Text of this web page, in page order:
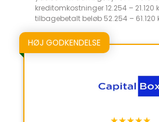
kreditomkostninger 12.254 – 21.120
tilbagebetalt beløb 52.254 – 61.120
HØJ GODKENDELSE